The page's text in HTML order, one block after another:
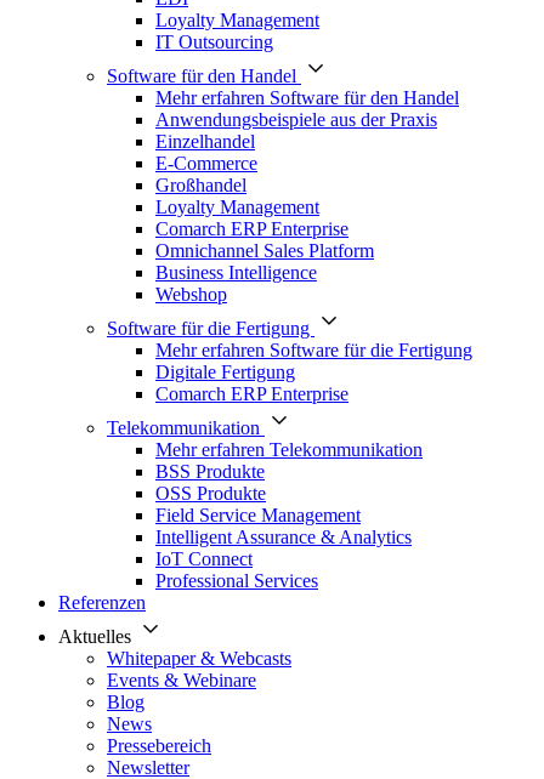
Loyalty Management
IT Outsourcing
Software für den Handel
Mehr erfahren Software für den Handel
Anwendungsbeispiele aus der Praxis
Einzelhandel
E-Commerce
Großhandel
Loyalty Management
Comarch ERP Enterprise
Omnichannel Sales Platform
Business Intelligence
Webshop
Software für die Fertigung
Mehr erfahren Software für die Fertigung
Digitale Fertigung
Comarch ERP Enterprise
Telekommunikation
Mehr erfahren Telekommunikation
BSS Produkte
OSS Produkte
Field Service Management
Intelligent Assurance & Analytics
IoT Connect
Professional Services
Referenzen
Aktuelles
Whitepaper & Webcasts
Events & Webinare
Blog
News
Pressebereich
Newsletter